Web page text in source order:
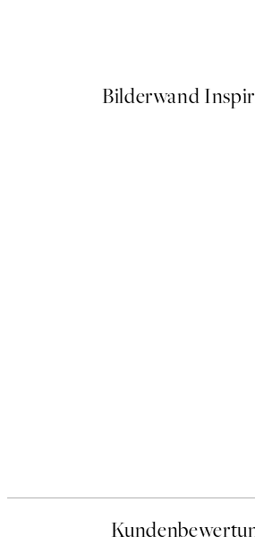
Bilderwand